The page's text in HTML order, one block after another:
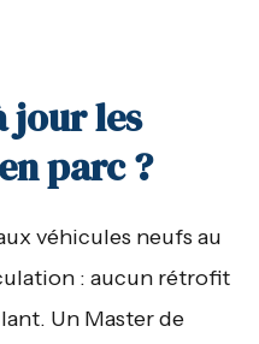
jour les
parc ?
véhicules neufs au
: aucun rétrofit
Un Master de